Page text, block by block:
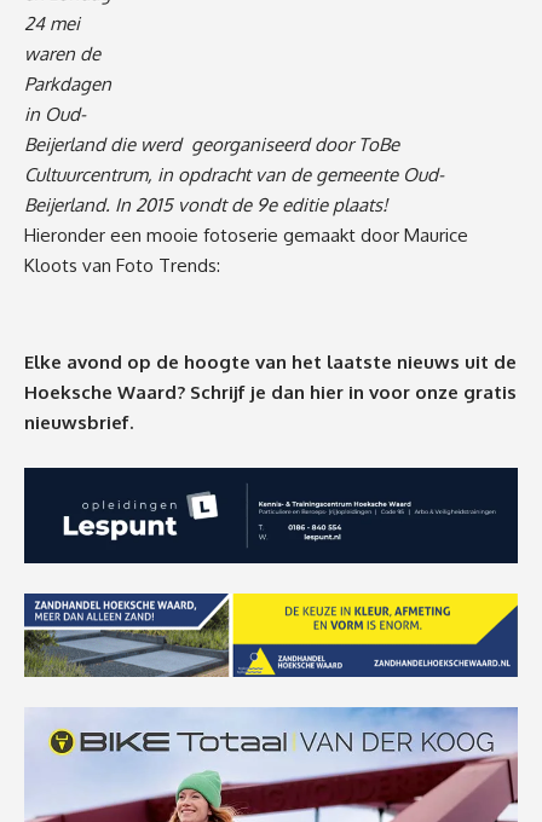
24 mei
waren de
Parkdagen
in Oud-
Beijerland die werd georganiseerd door ToBe
Cultuurcentrum, in opdracht van de gemeente Oud-
Beijerland. In 2015 vondt de 9e editie plaats!
Hieronder een mooie fotoserie gemaakt door Maurice
Kloots van Foto Trends:
Elke avond op de hoogte van het laatste nieuws uit de
Hoeksche Waard? Schrijf je dan hier in voor onze gratis
nieuwsbrief.